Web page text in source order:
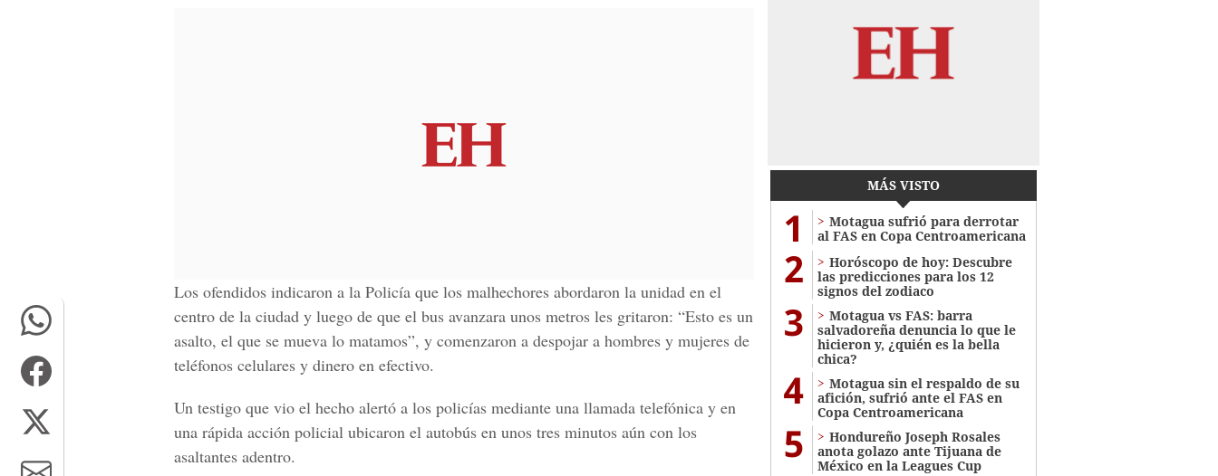
Los ofendidos indicaron a la Policía que los malhechores abordaron la unidad en el
centro de la ciudad y luego de que el bus avanzara unos metros les gritaron: “Esto es un
asalto, el que se mueva lo matamos”, y comenzaron a despojar a hombres y mujeres de
teléfonos celulares y dinero en efectivo.
Un testigo que vio el hecho alertó a los policías mediante una llamada telefónica y en
una rápida acción policial ubicaron el autobús en unos tres minutos aún con los
asaltantes adentro.
MÁS VISTO
1
Motagua sufrió para derrotar
al FAS en Copa Centroamericana
2
Horóscopo de hoy: Descubre
las predicciones para los 12
signos del zodiaco
3
Motagua vs FAS: barra
salvadoreña denuncia lo que le
hicieron y, ¿quién es la bella
chica?
4
Motagua sin el respaldo de su
afición, sufrió ante el FAS en
Copa Centroamericana
5
Hondureño Joseph Rosales
anota golazo ante Tijuana de
México en la Leagues Cup